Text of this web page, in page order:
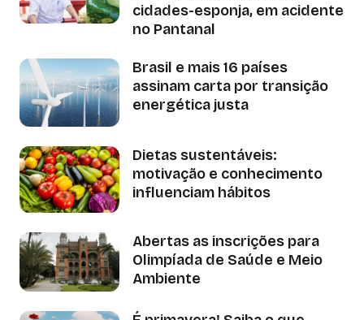
cidades-esponja, em acidente
no Pantanal
Brasil e mais 16 países
assinam carta por transição
energética justa
Dietas sustentáveis:
motivação e conhecimento
influenciam hábitos
Abertas as inscrições para
Olimpíada de Saúde e Meio
Ambiente